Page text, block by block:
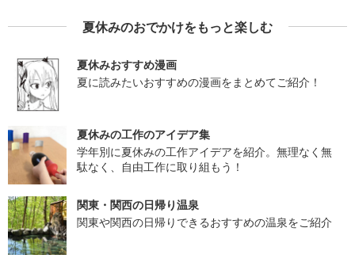
夏休みのおでかけをもっと楽しむ
夏休みおすすめ漫画
夏に読みたいおすすめの漫画をまとめてご紹介！
夏休みの工作のアイデア集
学年別に夏休みの工作アイデアを紹介。無理なく無
駄なく、自由工作に取り組もう！
関東・関西の日帰り温泉
関東や関西の日帰りできるおすすめの温泉をご紹介